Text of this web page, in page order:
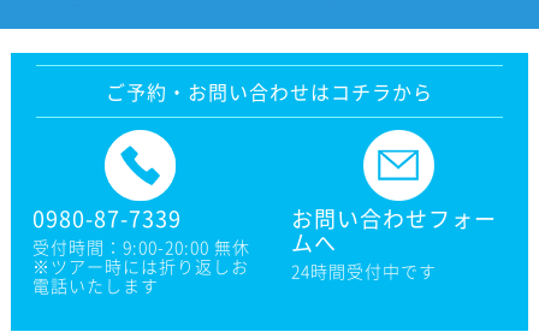
ご予約・お問い合わせはコチラから
0980-87-7339
受付時間：9:00-20:00 無休
※ツアー時には折り返しお
電話いたします
お問い合わせフォー
ムへ
24時間受付中です